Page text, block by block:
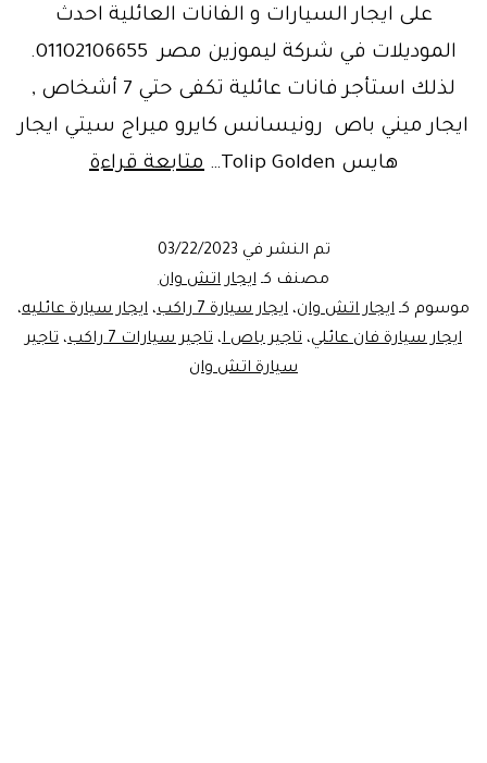
على ايجار السيارات و الفانات العائلية احدث
الموديلات في شركة ليموزين مصر 01102106655.
لذلك استأجر فانات عائلية تكفى حتي 7 أشخاص ,
ايجار ميني باص رونيسانس كايرو ميراج سيتي ايجار
هايس Tolip Golden…
متابعة قراءة
عائلي
تم النشر في 03/22/2023
مصنف كـايجار اتش وان
موسوم كـ ايجار اتش وان، ايجار سيارة 7 راكب ، ايجار سيارة عائليه،
ايجار سيارة فان عائلي، تاجير باص ا، تاجير سيارات 7 راكب ، تاجير
سيارة اتش وان